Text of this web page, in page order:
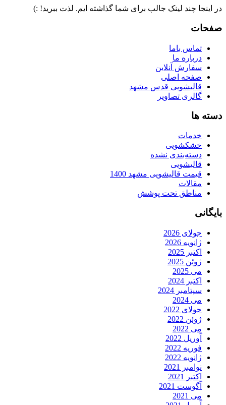
در اینجا چند لینک جالب برای شما گذاشته ایم. لذت ببرید! :)
صفحات
تماس باما
درباره ما
سفارش آنلاین
صفحه اصلی
قالیشویی قدس مشهد
گالری تصاویر
دسته ها
خدمات
خشکشویی
دسته‌بندی نشده
قالیشویی
قیمت قالیشویی مشهد 1400
مقالات
مناطق تحت پوشش
بایگانی
جولای 2026
ژانویه 2026
اکتبر 2025
ژوئن 2025
می 2025
اکتبر 2024
سپتامبر 2024
می 2024
جولای 2022
ژوئن 2022
می 2022
آوریل 2022
فوریه 2022
ژانویه 2022
نوامبر 2021
اکتبر 2021
آگوست 2021
می 2021